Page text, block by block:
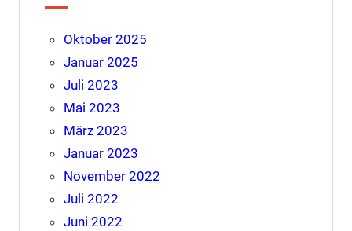
Oktober 2025
Januar 2025
Juli 2023
Mai 2023
März 2023
Januar 2023
November 2022
Juli 2022
Juni 2022